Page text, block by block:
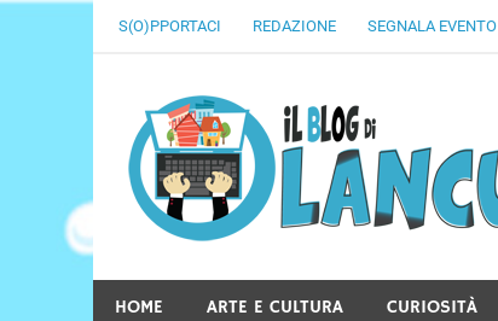
S(O)PPORTACI REDAZIONE SEGNALA EVENTO
HOME ARTE E CULTURA CURIOSITÀ